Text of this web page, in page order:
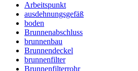
Arbeitspunkt
ausdehnungsgefäß
boden
Brunnenabschluss
brunnenbau
Brunnendeckel
brunnenfilter
Brunnenfilterrohr